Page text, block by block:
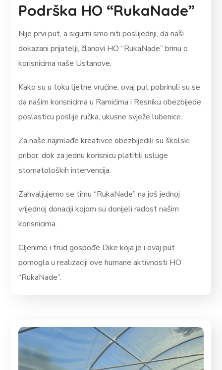
Podrška HO “RukaNade”
Nije prvi put, a sigurni smo niti poslijednji, da naši
dokazani prijatelji, članovi HO “RukaNade” brinu o
korisnicima naše Ustanove.
Kako su u toku ljetne vrućine, ovaj put pobrinuli su se
da našim korisnicima u Ramićima i Resniku obezbijede
poslasticu poslije ručka, ukusne svježe lubenice.
Za naše najmlađe kreativce obezbijedili su školski
pribor, dok za jednu korisnicu platitili usluge
stomatoloških intervencija.
Zahvaljujemo se timu “RukaNade” na još jednoj
vrijednoj donaciji kojom su donijeli radost našim
korisnicima.
CIjenimo i trud gospođe Dike koja je i ovaj put
pomogla u realizaciji ove humane aktivnosti HO
“RukaNade”.